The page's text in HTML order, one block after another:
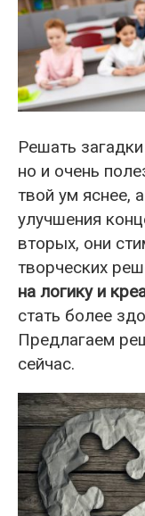
Решать
но и очень
твой ум яснее,
улучшения
вторых, они
творческих
на логику и
стать более
Предлагаем
сейчас.